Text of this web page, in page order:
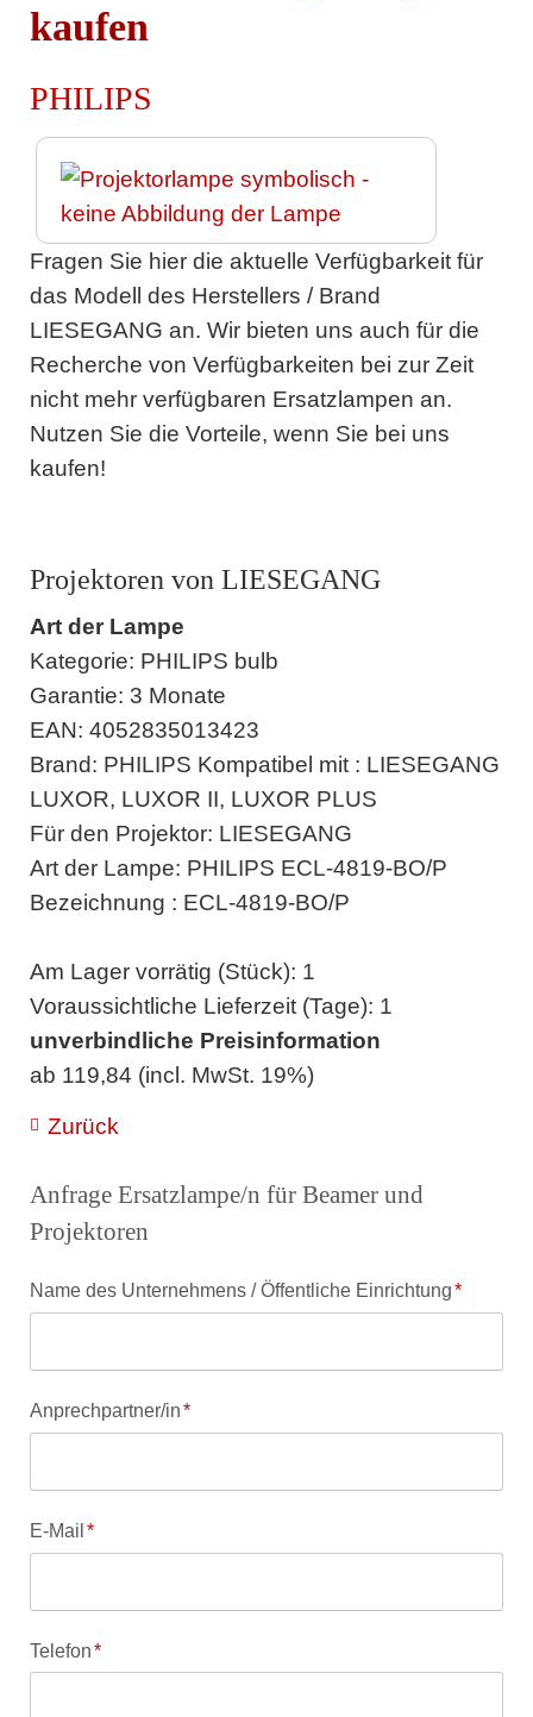
kaufen
PHILIPS
Fragen Sie hier die aktuelle Verfügbarkeit für
das Modell des Herstellers / Brand
LIESEGANG an. Wir bieten uns auch für die
Recherche von Verfügbarkeiten bei zur Zeit
nicht mehr verfügbaren Ersatzlampen an.
Nutzen Sie die Vorteile, wenn Sie bei uns
kaufen!
Projektoren von LIESEGANG
Art der Lampe
Kategorie: PHILIPS bulb
Garantie: 3 Monate
EAN: 4052835013423
Brand: PHILIPS Kompatibel mit : LIESEGANG
LUXOR, LUXOR II, LUXOR PLUS
Für den Projektor: LIESEGANG
Art der Lampe: PHILIPS ECL-4819-BO/P
Bezeichnung : ECL-4819-BO/P
Am Lager vorrätig (Stück): 1
Voraussichtliche Lieferzeit (Tage): 1
unverbindliche Preisinformation
ab 119,84 (incl. MwSt. 19%)
Zurück
Anfrage Ersatzlampe/n für Beamer und
Projektoren
Pflichtfeld
Name des Unternehmens / Öffentliche Einrichtung*
Pflichtfeld
Anprechpartner/in*
Pflichtfeld
E-Mail*
Pflichtfeld
Telefon*